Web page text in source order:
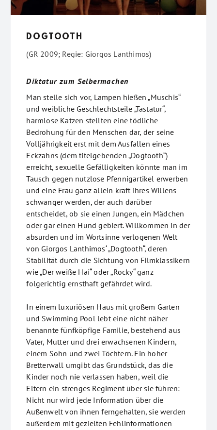
DOGTOOTH
(GR 2009; Regie: Giorgos Lanthimos)
Diktatur zum Selbermachen
Man stelle sich vor, Lampen hießen „Muschis“
und weibliche Geschlechtsteile „Tastatur“,
harmlose Katzen stellten eine tödliche
Bedrohung für den Menschen dar, der seine
Volljährigkeit erst mit dem Ausfallen eines
Eckzahns (dem titelgebenden „Dogtooth“)
erreicht, sexuelle Gefälligkeiten könnte man im
Tausch gegen nutzlose Pfennigartikel erwerben
und eine Frau ganz allein kraft ihres Willens
schwanger werden, der auch darüber
entscheidet, ob sie einen Jungen, ein Mädchen
oder gar einen Hund gebiert. Willkommen in der
absurden und im Wortsinne verlogenen Welt
von Giorgos Lanthimos‘ „Dogtooth“, deren
Stabilität durch die Sichtung von Filmklassikern
wie „Der weiße Hai“ oder „Rocky“ ganz
folgerichtig ernsthaft gefährdet wird.
In einem luxuriösen Haus mit großem Garten
und Swimming Pool lebt eine nicht näher
benannte fünfköpfige Familie, bestehend aus
Vater, Mutter und drei erwachsenen Kindern,
einem Sohn und zwei Töchtern. Ein hoher
Bretterwall umgibt das Grundstück, das die
Kinder noch nie verlassen haben, weil die
Eltern ein strenges Regiment über sie führen:
Nicht nur wird jede Information über die
Außenwelt von ihnen ferngehalten, sie werden
außerdem mit gezielten Fehlinformationen